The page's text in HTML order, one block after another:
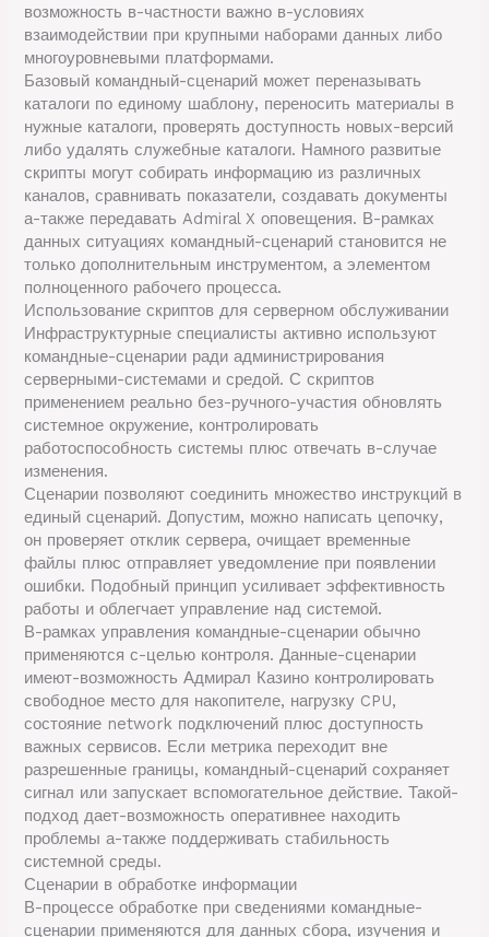
возможность в-частности важно в-условиях
взаимодействии при крупными наборами данных либо
многоуровневыми платформами.
Базовый командный-сценарий может переназывать
каталоги по единому шаблону, переносить материалы в
нужные каталоги, проверять доступность новых-версий
либо удалять служебные каталоги. Намного развитые
скрипты могут собирать информацию из различных
каналов, сравнивать показатели, создавать документы
а-также передавать Admiral X оповещения. В-рамках
данных ситуациях командный-сценарий становится не
только дополнительным инструментом, а элементом
полноценного рабочего процесса.
Использование скриптов для серверном обслуживании
Инфраструктурные специалисты активно используют
командные-сценарии ради администрирования
серверными-системами и средой. С скриптов
применением реально без-ручного-участия обновлять
системное окружение, контролировать
работоспособность системы плюс отвечать в-случае
изменения.
Сценарии позволяют соединить множество инструкций в
единый сценарий. Допустим, можно написать цепочку,
он проверяет отклик сервера, очищает временные
файлы плюс отправляет уведомление при появлении
ошибки. Подобный принцип усиливает эффективность
работы и облегчает управление над системой.
В-рамках управления командные-сценарии обычно
применяются с-целью контроля. Данные-сценарии
имеют-возможность Адмирал Казино контролировать
свободное место для накопителе, нагрузку CPU,
состояние network подключений плюс доступность
важных сервисов. Если метрика переходит вне
разрешенные границы, командный-сценарий сохраняет
сигнал или запускает вспомогательное действие. Такой-
подход дает-возможность оперативнее находить
проблемы а-также поддерживать стабильность
системной среды.
Сценарии в обработке информации
В-процессе обработке при сведениями командные-
сценарии применяются для данных сбора, изучения и